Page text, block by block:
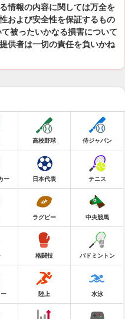
情報の内容に関しては万全を
および安全性を保証するもの
被ったいかなる損害について
供者は一切の責任を負いかね
高校野球 侍ジャパン
ー 日本代表 テニス
ラグビー 中央競馬
格闘技 バドミントン
陸上 水泳